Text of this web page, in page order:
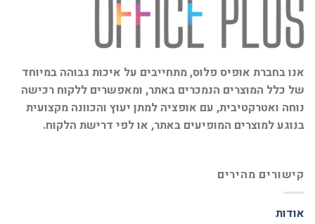
אנו בחברת אופיס פלוס, מתחייבים על איכות גבוהה במיוחד
של כלל המוצרים הנמכרים באתר, ומאפשרים ללקוח רכישה
נוחה ואטרקטיבית, עם אופציה למתן יעוץ והכוונה מקצועית
בנוגע למוצרים המופיעים באתר, או לפי דרישת הלקוח.
קישורים מהירים
אודות